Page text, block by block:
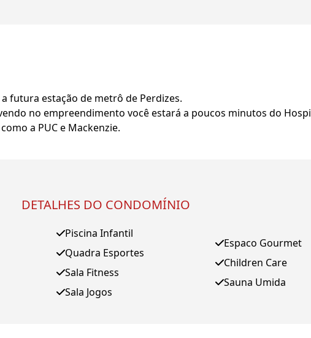
futura estação de metrô de Perdizes.
no empreendimento você estará a poucos minutos do
a PUC e Mackenzie.
DETALHES DO CONDOMÍNIO
Piscina Infantil
Quadra Esportes
Sala Fitness
Sala Jogos
Espaco Gourmet
Children Care
Sauna Umida